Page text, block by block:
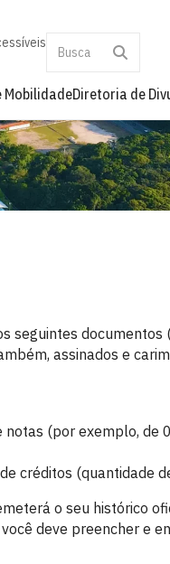
MobilidadeDiretoria de
seguintes documentos
assinados e
(por exemplo, de
créditos (quantidade
o seu histórico
deve preencher e